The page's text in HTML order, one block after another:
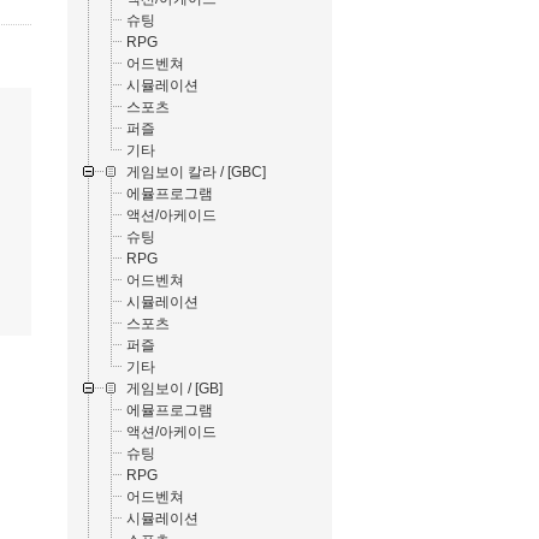
슈팅
RPG
어드벤쳐
시뮬레이션
스포츠
퍼즐
기타
게임보이 칼라 / [GBC]
에뮬프로그램
액션/아케이드
슈팅
RPG
어드벤쳐
시뮬레이션
스포츠
퍼즐
기타
게임보이 / [GB]
에뮬프로그램
액션/아케이드
슈팅
RPG
어드벤쳐
시뮬레이션